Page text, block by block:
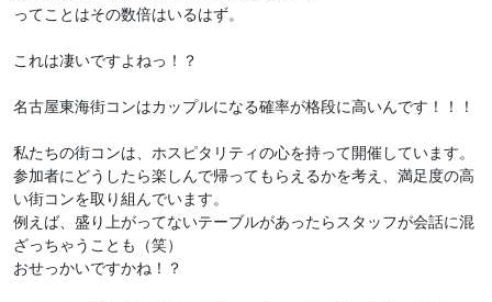
ってことはその数倍はいるはず。
これは凄いですよねっ！？
名古屋東海街コンはカップルになる確率が格段に高いんです！！！
私たちの街コンは、ホスピタリティの心を持って開催しています。
参加者にどうしたら楽しんで帰ってもらえるかを考え、満足度の高
い街コンを取り組んでいます。
例えば、盛り上がってないテーブルがあったらスタッフが会話に混
ざっちゃうことも（笑）
おせっかいですかね！？